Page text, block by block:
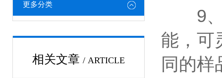
更多分类
相关文章 / ARTICLE
9、
能，可
同的样